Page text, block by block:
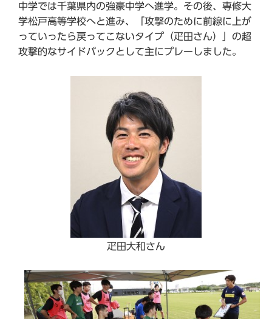
中学では千葉県内の強豪中学へ進学。その後、専修大
学松戸高等学校へと進み、「攻撃のために前線に上が
っていったら戻ってこないタイプ（疋田さん）」の超
攻撃的なサイドバックとして主にプレーしました。
疋田大和さん